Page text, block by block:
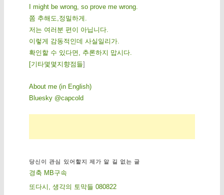
I might be wrong, so prove me wrong.
쫌 추해도,정밀하게.
저는 여러분 편이 아닙니다.
이렇게 감동적인데 사실일리가.
확인할 수 있다면, 추론하지 맙시다.
[기 타몇 몇 지 향점 들]
About me (in English)
Bluesky @capcold
당신이 관심 있어할지 제가 알 길 없는 글
경축 MB구속
또다시, 생각의 토막들 080822